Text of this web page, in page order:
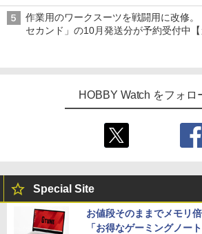
チューバ、テナサクなど5種各3色
作業用のワークスーツを戦闘用に改修
セカンド」の10月発送分が予約受付中
HOBBY Watch をフォロ
Special Site
お値段そのままでメモリ
「お得なゲーミングノート